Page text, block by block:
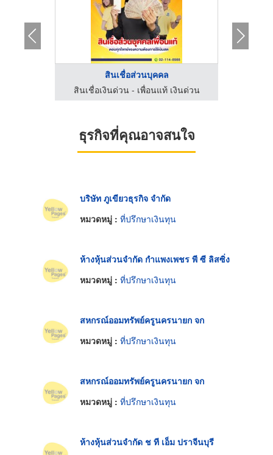
สินเชื่อส่วนบุคคล
สินเชื่อเงินด่วน - เพื่อนแท้ เงินด่วน
ธุรกิจที่คุณอาจสนใจ
บริษัท ภูเขียวธุรกิจ จำกัด
หมวดหมู่ : ที่ปรึกษาเงินทุน
ห้างหุ้นส่วนจำกัด กำแพงเพชร พี ซี ลิสซิ่ง
หมวดหมู่ : ที่ปรึกษาเงินทุน
สหกรณ์ออมทรัพย์ครูนครนายก จก
หมวดหมู่ : ที่ปรึกษาเงินทุน
สหกรณ์ออมทรัพย์ครูนครนายก จก
หมวดหมู่ : ที่ปรึกษาเงินทุน
ห้างหุ้นส่วนจำกัด ช ที เอ็ม ปราจีนบุรี